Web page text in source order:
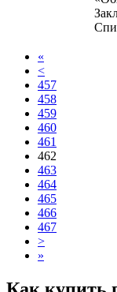
«
<
457
458
459
460
461
462
463
464
465
466
467
>
»